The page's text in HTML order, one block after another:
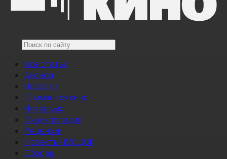
Все статьи
Анонсы
Новости
Снимается кино
Интервью
Энциклопедия
Рецензии
Проекты НМГ ДОК
Обзоры